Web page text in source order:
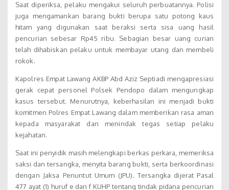
Saat diperiksa, pelaku mengakui seluruh perbuatannya. Polisi
juga mengamankan barang bukti berupa satu potong kaus
hitam yang digunakan saat beraksi serta sisa uang hasil
pencurian sebesar Rp45 ribu. Sebagian besar uang curian
telah dihabiskan pelaku untuk membayar utang dan membeli
rokok.
Kapolres Empat Lawang AKBP Abd Aziz Septiadi mengapresiasi
gerak cepat personel Polsek Pendopo dalam mengungkap
kasus tersebut. Menurutnya, keberhasilan ini menjadi bukti
komitmen Polres Empat Lawang dalam memberikan rasa aman
kepada masyarakat dan menindak tegas setiap pelaku
kejahatan.
Saat ini penyidik masih melengkapi berkas perkara, memeriksa
saksi dan tersangka, menyita barang bukti, serta berkoordinasi
dengan Jaksa Penuntut Umum (JPU). Tersangka dijerat Pasal
477 ayat (1) huruf e dan f KUHP tentang tindak pidana pencurian